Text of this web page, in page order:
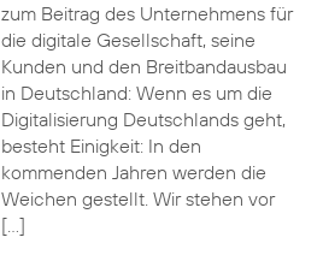
zum Beitrag des Unternehmens für
die digitale Gesellschaft, seine
Kunden und den Breitbandausbau
in Deutschland: Wenn es um die
Digitalisierung Deutschlands geht,
besteht Einigkeit: In den
kommenden Jahren werden die
Weichen gestellt. Wir stehen vor
[…]